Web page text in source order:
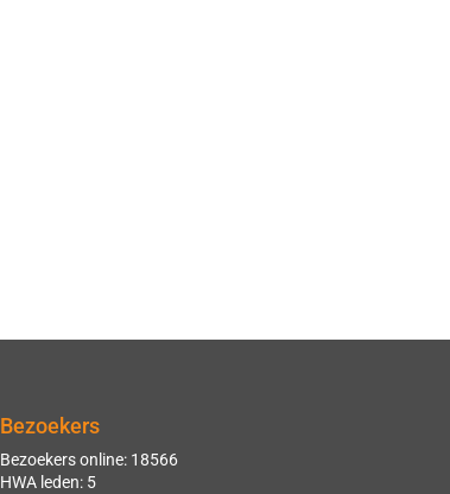
Bezoekers
Bezoekers online: 18566
HWA leden: 5